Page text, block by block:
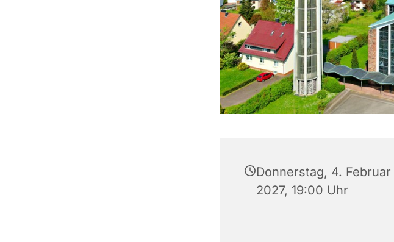
Donnerstag, 4. Februar
2027, 19:00 Uhr